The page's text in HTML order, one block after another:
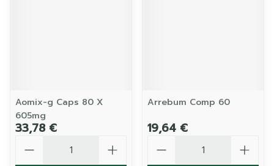
Aomix-g Caps 80 X
605mg
33,78 €
Arrebum Comp 60
19,64 €